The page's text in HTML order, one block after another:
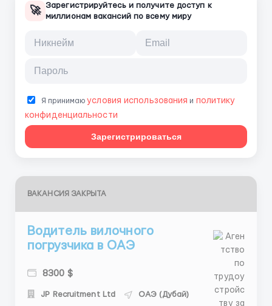
🚀 Зарегистрируйтесь и получите доступ к
миллионам вакансий по всему миру
Я принимаюусловия использования и политику
конфиденциальности
Зарегистрироваться
ВАКАНСИЯ ЗАКРЫТА
Вoдитель вилoчнoгo
пoгрузчика в ОАЭ
8300 $
JP Recruitment Ltd ОАЭ (Дубай)